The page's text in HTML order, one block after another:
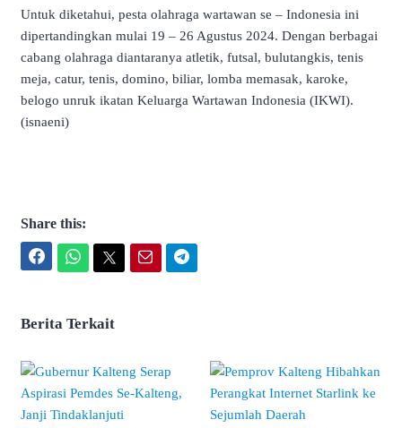
Untuk diketahui, pesta olahraga wartawan se – Indonesia ini
dipertandingkan mulai 19 – 26 Agustus 2024. Dengan berbagai
cabang olahraga diantaranya atletik, futsal, bulutangkis, tenis
meja, catur, tenis, domino, biliar, lomba memasak, karoke,
belogo unruk ikatan Keluarga Wartawan Indonesia (IKWI).
(isnaeni)
Share this:
Berita Terkait